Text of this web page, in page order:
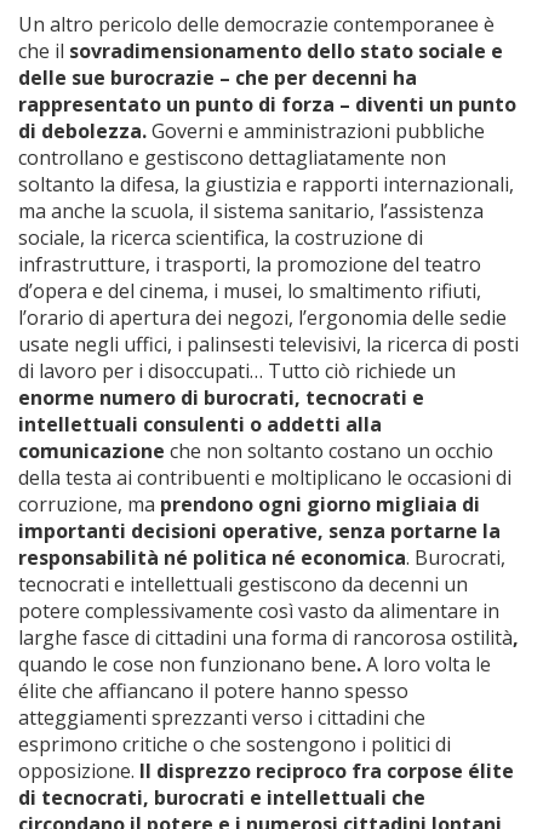
Un altro pericolo delle democrazie contemporanee è
che il sovradimensionamento dello stato sociale e
delle sue burocrazie – che per decenni ha
rappresentato un punto di forza – diventi un punto
di debolezza.Governi e amministrazioni pubbliche
controllano e gestiscono dettagliatamente non
soltanto la difesa, la giustizia e rapporti internazionali,
ma anche la scuola, il sistema sanitario, l’assistenza
sociale, la ricerca scientifica, la costruzione di
infrastrutture, i trasporti, la promozione del teatro
d’opera e del cinema, i musei, lo smaltimento rifiuti,
l’orario di apertura dei negozi, l’ergonomia delle sedie
usate negli uffici, i palinsesti televisivi, la ricerca di posti
di lavoro per i disoccupati… Tutto ciò richiede un
enorme numero di burocrati, tecnocrati e
intellettuali consulenti o addetti alla
comunicazione che non soltanto costano un occhio
della testa ai contribuenti e moltiplicano le occasioni di
corruzione, ma prendono ogni giorno migliaia di
importanti decisioni operative, senza portarne la
responsabilità né politica né economica. Burocrati,
tecnocrati e intellettuali gestiscono da decenni un
potere complessivamente così vasto da alimentare in
larghe fasce di cittadini una forma di rancorosa ostilità,
quando le cose non funzionano bene.A loro volta le
élite che affiancano il potere hanno spesso
atteggiamenti sprezzanti verso i cittadini che
esprimono critiche o che sostengono i politici di
opposizione. Il disprezzo reciproco fra corpose élite
di tecnocrati, burocrati e intellettuali che